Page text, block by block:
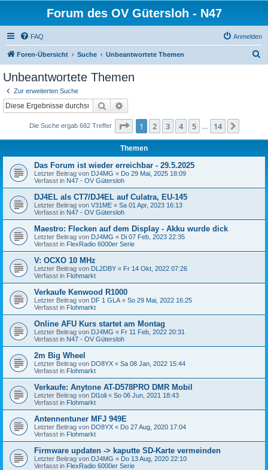
Forum des OV Gütersloh - N47
FAQ Anmelden
Foren-Übersicht Suche Unbeantwortete Themen
Unbeantwortete Themen
Zur erweiterten Suche
Suche
Die Suche ergab 682 Treffer Seite 1von 14
1 2 3 4 5 14
Themen
Das Forum ist wieder erreichbar - 29.5.2025
Letzter Beitrag von DJ4MG « Do 29 Mai, 2025 18:09
Verfasst in N47 - OV Gütersloh
DJ4EL als CT7/DJ4EL auf Culatra, EU-145
Letzter Beitrag von V31ME « Sa 01 Apr, 2023 16:13
Verfasst in N47 - OV Gütersloh
Maestro: Flecken auf dem Display - Akku wurde dick
Letzter Beitrag von DJ4MG « Di 07 Feb, 2023 22:35
Verfasst in FlexRadio 6000er Serie
V: OCXO 10 MHz
Letzter Beitrag von DL2DBY « Fr 14 Okt, 2022 07:26
Verfasst in Flohmarkt
Verkaufe Kenwood R1000
Letzter Beitrag von DF 1 GLA « So 29 Mai, 2022 16:25
Verfasst in Flohmarkt
Online AFU Kurs startet am Montag
Letzter Beitrag von DJ4MG « Fr 11 Feb, 2022 20:31
Verfasst in N47 - OV Gütersloh
2m Big Wheel
Letzter Beitrag von DO8YX « Sa 08 Jan, 2022 15:44
Verfasst in Flohmarkt
Verkaufe: Anytone AT-D578PRO DMR Mobil
Letzter Beitrag von Dl1oli « So 06 Jun, 2021 18:43
Verfasst in Flohmarkt
Antennentuner MFJ 949E
Letzter Beitrag von DO8YX « Do 27 Aug, 2020 17:04
Verfasst in Flohmarkt
Firmware updaten -> kaputte SD-Karte vermeinden
Letzter Beitrag von DJ4MG « Do 13 Aug, 2020 22:10
Verfasst in FlexRadio 6000er Serie